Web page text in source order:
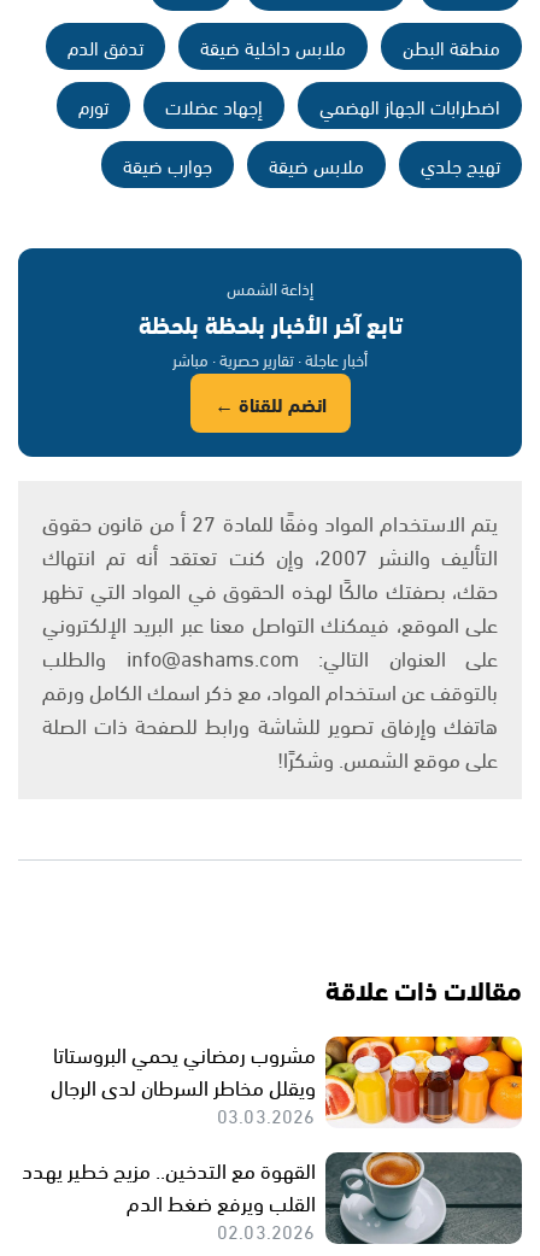
منطقة البطن
ملابس داخلية ضيقة
تدفق الدم
اضطرابات الجهاز الهضمي
إجهاد عضلات
تورم
تهيج جلدي
ملابس ضيقة جوارب ضيقة
إذاعة الشمس
تابع آخر الأخبار بلحظة بلحظة
أخبار عاجلة · تقارير حصرية · مباشر
انضم للقناة ←
يتم الاستخدام المواد وفقًا للمادة 27 أ من قانون حقوق
التأليف والنشر 2007، وإن كنت تعتقد أنه تم انتهاك
حقك، بصفتك مالكًا لهذه الحقوق في المواد التي تظهر
على الموقع، فيمكنك التواصل معنا عبر البريد الإلكتروني
على العنوان التالي: info@ashams.com والطلب
بالتوقف عن استخدام المواد، مع ذكر اسمك الكامل ورقم
هاتفك وإرفاق تصوير للشاشة ورابط للصفحة ذات الصلة
على موقع الشمس. وشكرًا!
مقالات ذات علاقة
مشروب رمضاني يحمي البروستاتا
ويقلل مخاطر السرطان لدى الرجال
03.03.2026
القهوة مع التدخين.. مزيج خطير يهدد
القلب ويرفع ضغط الدم
02.03.2026